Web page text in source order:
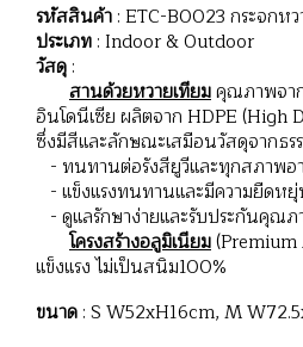
รหัสสินค้า : ETC-B0023 กระจกห
ประเภท : Indoor & Outdoor
วัสดุ :
สานด้วยหวายเทียมคุณภาพจา
อินโดนีเซีย ผลิตจาก HDPE (High
ซึ่งมีสีและลักษณะเสมือนวัสดุจากธ
- ทนทานต่อรังสียูวีและทุกสภาพอ
- แข็งแรงทนทานและมีความยืดห
- ดูแลรักษาง่ายและรับประกันคุณ
โครงสร้างอลูมิเนียม
แข็งแรง ไม่เป็นสนิม100%
ขนาด : S W52xH16cm, M